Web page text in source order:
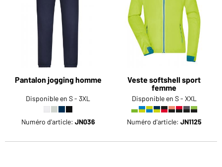
Voudriez-vous acheter des produits pour votre besoin
Chemin d'accès au shop des clients finaux
Pantalon jogging homme
Disponible en S - 3XL
Numéro d'article: JN036
Veste softshell sport
femme
Disponible en S - XXL
Numéro d'article: JN1125